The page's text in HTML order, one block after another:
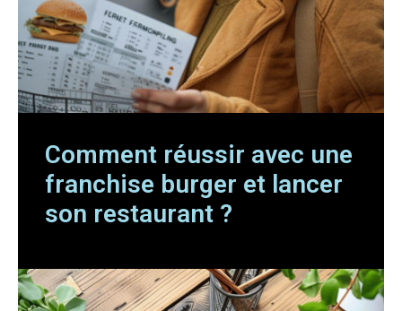
Comment réussir avec une
franchise burger et lancer
son restaurant ?